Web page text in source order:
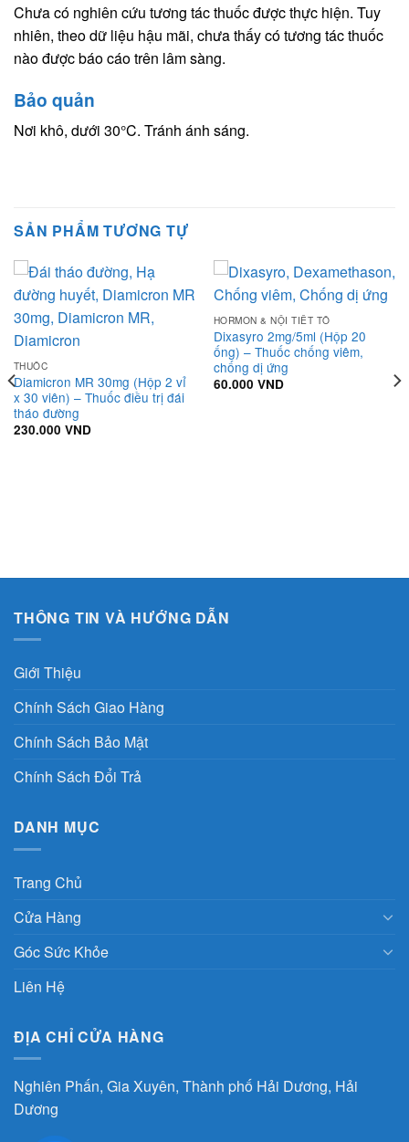
Chưa có nghiên cứu tương tác thuốc được thực hiện. Tuy
nhiên, theo dữ liệu hậu mãi, chưa thấy có tương tác thuốc
nào được báo cáo trên lâm sàng.
Bảo quản
Nơi khô, dưới 30°C. Tránh ánh sáng.
SẢN PHẨM TƯƠNG TỰ
THUỐC
Diamicron MR 30mg (Hộp 2 vỉ
x 30 viên) – Thuốc điều trị đái
tháo đường
230.000 VND
HORMON & NỘI TIẾT TỐ
Dixasyro 2mg/5ml (Hộp 20
ống) – Thuốc chống viêm,
chống dị ứng
60.000 VND
THÔNG TIN VÀ HƯỚNG DẪN
Giới Thiệu
Chính Sách Giao Hàng
Chính Sách Bảo Mật
Chính Sách Đổi Trả
DANH MỤC
Trang Chủ
Cửa Hàng
Góc Sức Khỏe
Liên Hệ
ĐỊA CHỈ CỬA HÀNG
Nghiên Phấn, Gia Xuyên, Thành phố Hải Dương, Hải
Dương